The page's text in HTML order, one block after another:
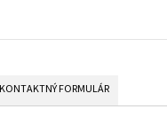
KONTAKTNÝ FORMULÁR